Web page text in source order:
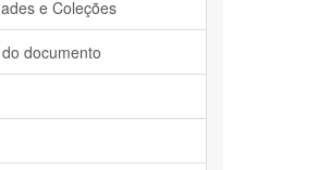
e Coleções
documento